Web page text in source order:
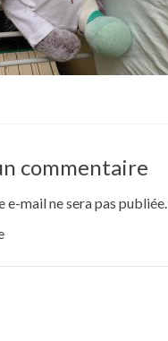
commentaire
e-mail ne sera pas publiée.